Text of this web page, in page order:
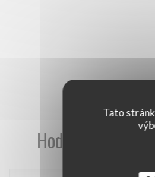
Tato
Hodnocení